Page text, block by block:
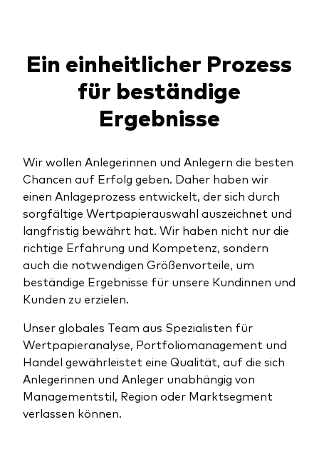
Aktive Obligationenfonds
Obligationen
Indexfonds
Kosteneffiziente Vanguard ETFs
Investieren mit Vanguard
Investment Stewardship
Index-Exposure-Analyse
Investment Pulse
Ressourcenplattform für Berater
Betrugsprävention
Ein einheitlicher Prozess
für beständige
Ergebnisse
Wir wollen Anlegerinnen und Anlegern die besten
Chancen auf Erfolg geben. Daher haben wir
einen Anlageprozess entwickelt, der sich durch
sorgfältige Wertpapierauswahl auszeichnet und
langfristig bewährt hat. Wir haben nicht nur die
richtige Erfahrung und Kompetenz, sondern
auch die notwendigen Größenvorteile, um
beständige Ergebnisse für unsere Kundinnen und
Kunden zu erzielen.
Unser globales Team aus Spezialisten für
Wertpapieranalyse, Portfoliomanagement und
Handel gewährleistet eine Qualität, auf die sich
Anlegerinnen und Anleger unabhängig von
Managementstil, Region oder Marktsegment
verlassen können.